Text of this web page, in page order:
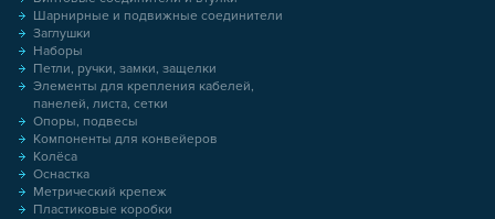
Шарнирные и подвижные соединители
Заглушки
Наборы
Петли, ручки, замки, защелки
Элементы для крепления кабелей,
панелей, листа, сетки
Опоры, подвесы
Компоненты для конвейеров
Колёса
Оснастка
Метрический крепеж
Пластиковые коробки